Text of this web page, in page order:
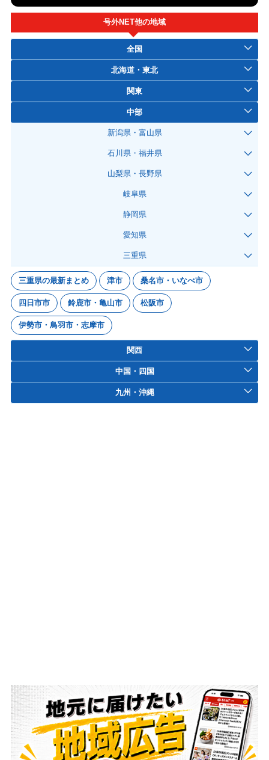
号外NET他の地域
全国
北海道・東北
関東
中部
新潟県・富山県
石川県・福井県
山梨県・長野県
岐阜県
静岡県
愛知県
三重県
三重県の最新まとめ 津市 桑名市・いなべ市
四日市市 鈴鹿市・亀山市 松阪市
伊勢市・鳥羽市・志摩市
関西
中国・四国
九州・沖縄